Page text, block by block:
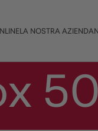
LA NOSTRA AZIENDA